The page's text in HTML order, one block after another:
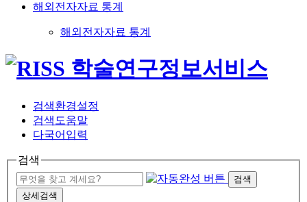
해외전자자료 통계
해외전자자료 통계
검색환경설정
검색도움말
다국어입력
검색
검색
상세검색